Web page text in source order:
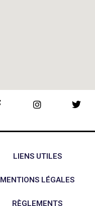
LIENS UTILES
MENTIONS LÉGALES
RÈGLEMENTS